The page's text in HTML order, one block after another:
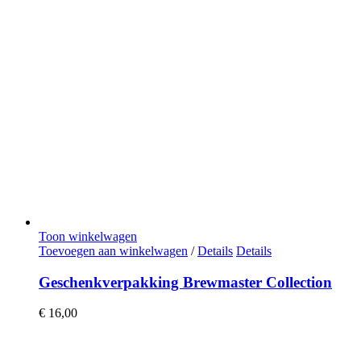
Toon winkelwagen
Toevoegen aan winkelwagen / Details Details
Geschenkverpakking Brewmaster Collection
€ 16,00